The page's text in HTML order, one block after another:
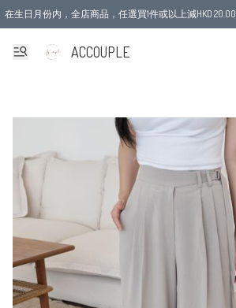
在生日月份内，全店商品，任選買1件或以上減HKD 20.00
ACCOUPLE